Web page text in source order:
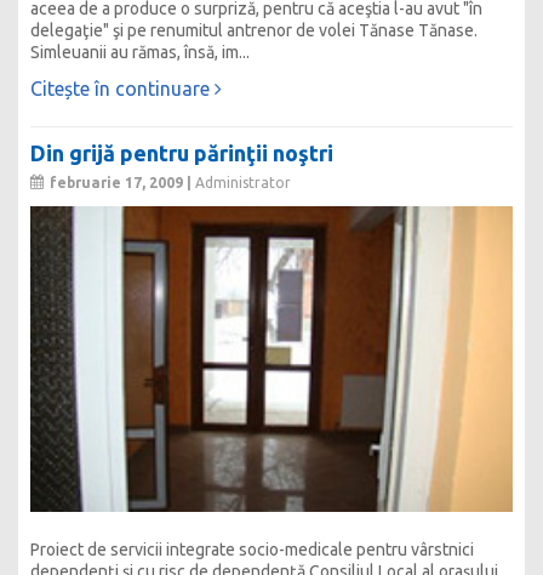
aceea de a produce o surpriză, pentru că aceştia l-au avut "în
delegaţie" şi pe renumitul antrenor de volei Tănase Tănase.
Simleuanii au rămas, însă, im...
Citește în continuare
Din grijă pentru părinţii noştri
februarie 17, 2009 | Administrator
Proiect de servicii integrate socio-medicale pentru vârstnici